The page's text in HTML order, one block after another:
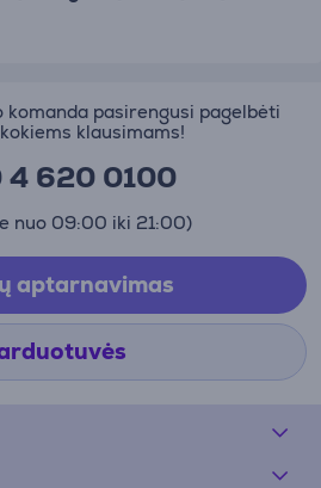
pasirengusi pagelbėti
klausimams!
4 620 0100
nuo 09:00 iki 21:00)
aptarnavimas